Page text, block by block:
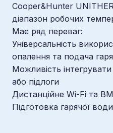
Cooper&Hunter
діапазон робочих
Має ряд переваг:
Універсальність
опалення та подача
Можливість
або підлоги
Дистанційне Wi-Fi та
Підготовка гарячої